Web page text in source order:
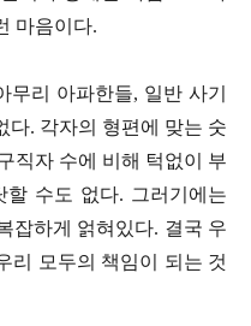
마음이다.
리 아파한들, 일반 사기
다. 각자의 형편에 맞는 숫
직자 수에 비해 턱없이 부
수도 없다. 그러기에는
잡하게 얽혀있다. 결국 우
리 모두의 책임이 되는 것